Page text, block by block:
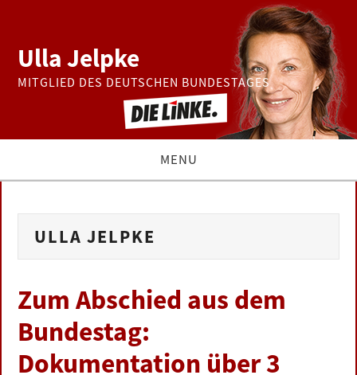
Ulla Jelpke
MITGLIED DES DEUTSCHEN BUNDESTAGES
MENU
BUNDESTAG
ZUR PERSON
LINKS
ULLA JELPKE
Zum Abschied aus dem
Bundestag:
Dokumentation über 3